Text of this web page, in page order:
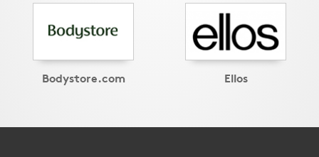
Bodystore.com Ellos